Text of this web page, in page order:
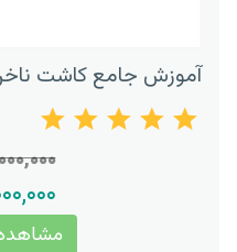
آموزش جامع کاشت
۵,۰۰۰,۰۰۰